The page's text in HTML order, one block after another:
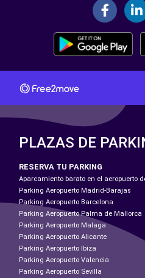
PLAZAS DE
RESERVA TU PARKING
Aparcamiento barato en el aeropuerto
Parking Aeropuerto Madrid-Barajas
Parking Aeropuerto Barcelona
Parking Aeropuerto Palma de Mallorca
Parking Aeropuerto Malaga
Parking Aeropuerto Alicante
Parking Aeropuerto Ibiza
Parking Aeropuerto Valencia
Parking Aeropuerto Sevilla